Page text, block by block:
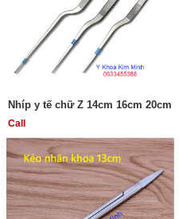
Nhíp y tế chữ Z 14cm 16cm 20cm
Call